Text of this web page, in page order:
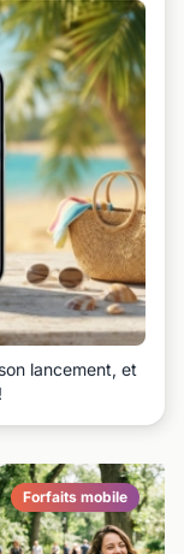
lancement, et
Forfaits mobile